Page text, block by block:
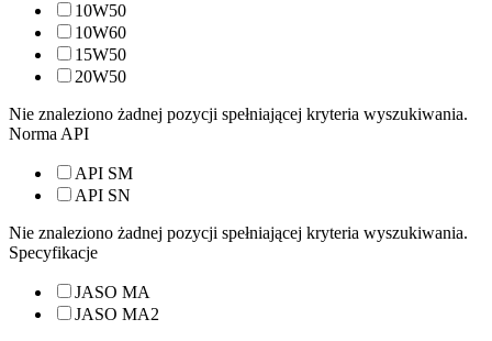
10W50
10W60
15W50
20W50
Nie znaleziono żadnej pozycji spełniającej kryteria wyszukiwania.
Norma API
API SM
API SN
Nie znaleziono żadnej pozycji spełniającej kryteria wyszukiwania.
Specyfikacje
JASO MA
JASO MA2